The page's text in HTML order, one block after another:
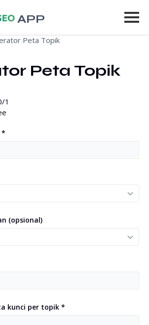
APP
Peta Topik
Peta Topik
/1
*
(opsional)
kunci per topik *